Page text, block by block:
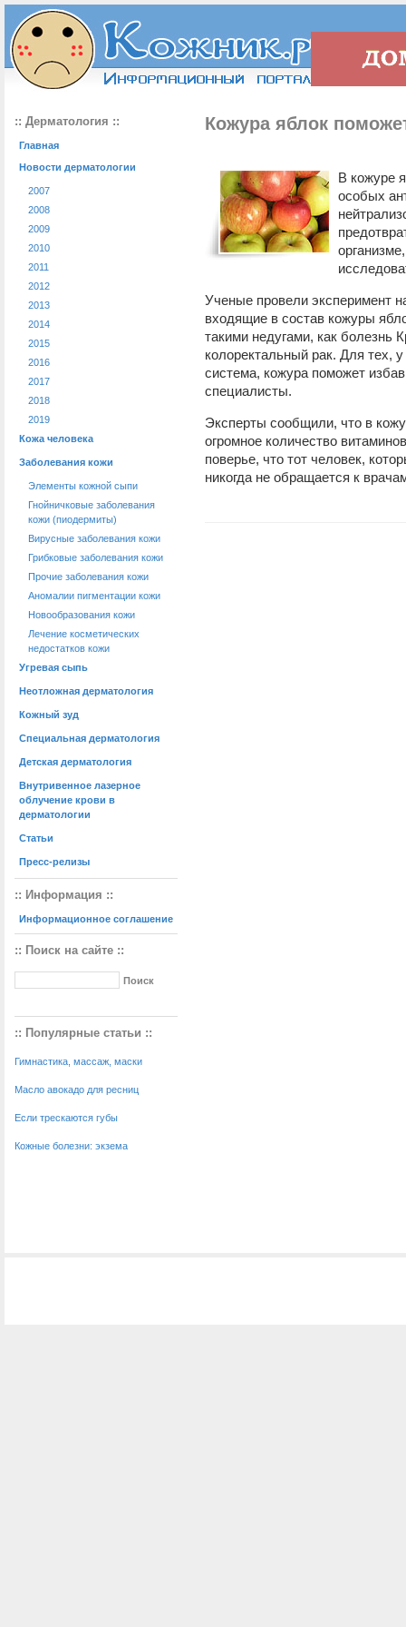
:: Дерматология ::
Главная
Новости дерматологии
2007
2008
2009
2010
2011
2012
2013
2014
2015
2016
2017
2018
2019
Кожа человека
Заболевания кожи
Элементы кожной сыпи
Гнойничковые заболевания
кожи (пиодермиты)
Вирусные заболевания кожи
Грибковые заболевания кожи
Прочие заболевания кожи
Аномалии пигментации кожи
Новообразования кожи
Лечение косметических
недостатков кожи
Угревая сыпь
Неотложная дерматология
Кожный зуд
Специальная дерматология
Детская дерматология
Внутривенное лазерное
облучение крови в
дерматологии
Статьи
Пресс-релизы
:: Информация ::
Информационное соглашение
:: Поиск на сайте ::
:: Популярные статьи ::
Гимнастика, массаж, маски
Масло авокадо для ресниц
Если трескаются губы
Кожные болезни: экзема
Кожура яблок
В кожуре
особых
Ученые провели эксперимент
входящие в состав кожуры
такими недугами, как болезнь
колоректальный рак. Для тех,
система, кожура поможет
специалисты.
Эксперты сообщили, что в
огромное количество
поверье, что тот человек,
никогда не обращается к